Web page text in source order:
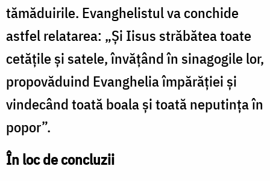
tămăduirile. Evanghelistul va conchide
astfel relatarea: „Şi Iisus străbătea toate
cetăţile şi satele, învăţând în sinagogile lor,
propovăduind Evanghelia împărăţiei şi
vindecând toată boala şi toată neputinţa în
popor”.
În loc de concluzii